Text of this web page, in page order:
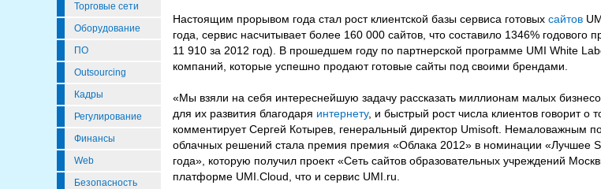
Торговые сети
Оборудование
ПО
Outsourcing
Кадры
Регулирование
Финансы
Web
Безопасность
Настоящим прорывом года стал рост клиентской базы сервиса готовых сайтов
года, сервис насчитывает более 160 000 сайтов, что составило 1346% годового
11 910 за 2012 год). В прошедшем году по партнерской программе UMI White
компаний, которые успешно продают готовые сайты под своими брендами.
«Мы взяли на себя интереснейшую задачу рассказать миллионам малых
для их развития благодаря интернету, и быстрый рост числа клиентов говорит о
комментирует Сергей Котырев, генеральный директор Umisoft. Немаловажным
облачных решений стала премия премия «Облака 2012» в номинации «Лучшее
года», которую получил проект «Сеть сайтов образовательных учреждений
платформе UMI.Cloud, что и сервис UMI.ru.